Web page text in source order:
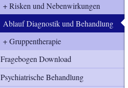
Risken und Nebenwirkungen
Ablauf Diagnostik und Behandlung
Gruppentherapie
Fragebogen Download
Psychiatrische Behandlung